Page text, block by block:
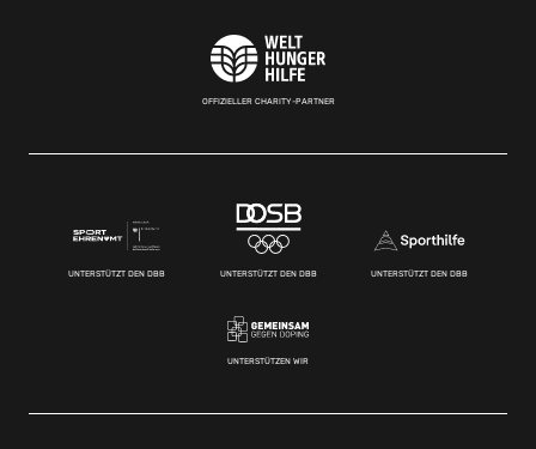
OFFIZIELLER CHARITY-PARTNER
UNTERSTÜTZT DEN DBB UNTERSTÜTZT DEN DBB UNTERSTÜTZT DEN DBB
UNTERSTÜTZEN WIR